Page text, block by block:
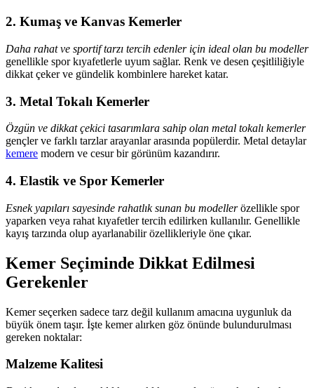
2. Kumaş ve Kanvas Kemerler
Daha rahat ve sportif tarzı tercih edenler için ideal olan bu modeller
genellikle spor kıyafetlerle uyum sağlar. Renk ve desen çeşitliliğiyle
dikkat çeker ve gündelik kombinlere hareket katar.
3. Metal Tokalı Kemerler
Özgün ve dikkat çekici tasarımlara sahip olan metal tokalı kemerler
gençler ve farklı tarzlar arayanlar arasında popülerdir. Metal detaylar
kemere modern ve cesur bir görünüm kazandırır.
4. Elastik ve Spor Kemerler
Esnek yapıları sayesinde rahatlık sunan bu modellerözellikle spor
yaparken veya rahat kıyafetler tercih edilirken kullanılır. Genellikle
kayış tarzında olup ayarlanabilir özellikleriyle öne çıkar.
Kemer Seçiminde Dikkat Edilmesi
Gerekenler
Kemer seçerken sadece tarz değil kullanım amacına uygunluk da
büyük önem taşır. İşte kemer alırken göz önünde bulundurulması
gereken noktalar:
Malzeme Kalitesi